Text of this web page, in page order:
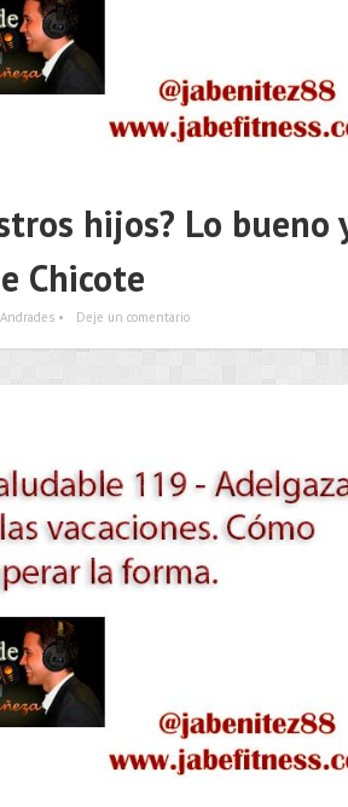
hijos? Lo bueno
Chicote
• Deje un comentario